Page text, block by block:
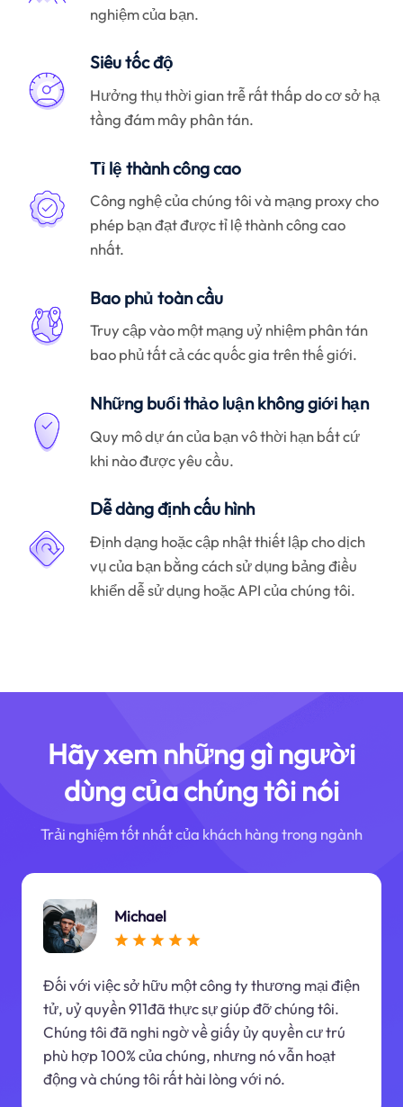
nghiệm của bạn.
Siêu tốc độ
Hưởng thụ thời gian trễ rất thấp do cơ sở hạ
tầng đám mây phân tán.
Tỉ lệ thành công cao
Công nghệ của chúng tôi và mạng proxy cho
phép bạn đạt được tỉ lệ thành công cao
nhất.
Bao phủ toàn cầu
Truy cập vào một mạng uỷ nhiệm phân tán
bao phủ tất cả các quốc gia trên thế giới.
Những buổi thảo luận không giới hạn
Quy mô dự án của bạn vô thời hạn bất cứ
khi nào được yêu cầu.
Dễ dàng định cấu hình
Định dạng hoặc cập nhật thiết lập cho dịch
vụ của bạn bằng cách sử dụng bảng điều
khiển dễ sử dụng hoặc API của chúng tôi.
Hãy xem những gì người
dùng của chúng tôi nói
Trải nghiệm tốt nhất của khách hàng trong ngành
Michael
Đối với việc sở hữu một công ty thương mại điện
tử, uỷ quyền 911đã thực sự giúp đỡ chúng tôi.
Chúng tôi đã nghi ngờ về giấy ủy quyền cư trú
phù hợp 100% của chúng, nhưng nó vẫn hoạt
động và chúng tôi rất hài lòng với nó.